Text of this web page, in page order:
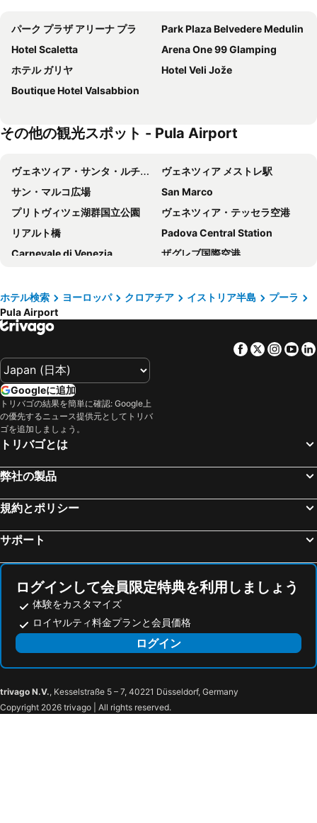
パーク プラザ アリーナ プラ
Park Plaza Belvedere Medulin
Hotel Scaletta
Arena One 99 Glamping
ホテル ガリヤ
Hotel Veli Jože
Boutique Hotel Valsabbion
その他の観光スポット - Pula Airport
ヴェネツィア・サンタ・ルチーア駅
ヴェネツィア メストレ駅
サン・マルコ広場
San Marco
プリトヴィツェ湖群国立公園
ヴェネツィア・テッセラ空港
リアルト橋
Padova Central Station
Carnevale di Venezia
ザグレブ国際空港
Trieste Central Station
Cannaregio
Rimini
Ljubljana Center
Rimini railway station
Zagrebački Glavni Kolodvor
Ljubljana Jože Pučnik Airport
Autobusni Kolodvor Zagreb
Cappella degli Scrovegni
Mestre Fil Fest
Ferrara Ballons Festival
Hrvatsko narodno kazalište u Zagrebu
Pesaro...The Ideal City
ドゥカーレ宮殿
Grand Canal of Venice
Centro Storico
Palacongressi di Rimini
Rimini Wellness
Lake Bohinj
Kolodvor Rijeka
National and University Library
Isola di San Clemente
Autobusna postaja Pula
Pula
ホテル検索 ヨーロッパ クロアチア イストリア半島
プーラ
Pula Airport
Facebook
Twitter
Googleに追加
トリバゴの結果を簡単に確認: Google上
の優先するニュース提供元としてトリバ
ゴを追加しましょう。
トリバゴとは
弊社の製品
規約とポリシー
サポート
ログインして会員限定特典を利用しましょう
体験をカスタマイズ
ロイヤルティ料金プランと会員価格
ログイン
trivago N.V., Kesselstraße 5 – 7, 40221 Düsseldorf, Germany
Copyright 2026 trivago | All rights reserved.